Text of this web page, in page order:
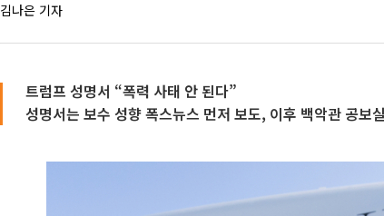
김나은 기자
트럼프 성명서 “폭력 사태 안 된다”
성명서는 보수 성향 폭스뉴스 먼저 보도, 이후 백악관 공보